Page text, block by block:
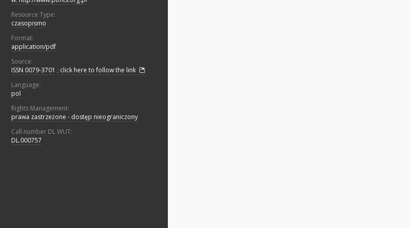
Resource Type:
czasopismo
Format:
application/pdf
Source:
ISSN 0079-3701 ; click here to follow the link
Language:
pol
Rights Management:
prawa zastrzeżone - dostęp nieograniczony
Call number DL WUT:
DL.000757